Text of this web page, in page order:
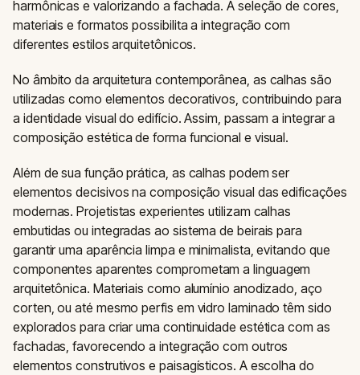
harmônicas e valorizando a fachada. A seleção de cores,
materiais e formatos possibilita a integração com
diferentes estilos arquitetônicos.
No âmbito da arquitetura contemporânea, as calhas são
utilizadas como elementos decorativos, contribuindo para
a identidade visual do edifício. Assim, passam a integrar a
composição estética de forma funcional e visual.
Além de sua função prática, as calhas podem ser
elementos decisivos na composição visual das edificações
modernas. Projetistas experientes utilizam calhas
embutidas ou integradas ao sistema de beirais para
garantir uma aparência limpa e minimalista, evitando que
componentes aparentes comprometam a linguagem
arquitetônica. Materiais como alumínio anodizado, aço
corten, ou até mesmo perfis em vidro laminado têm sido
explorados para criar uma continuidade estética com as
fachadas, favorecendo a integração com outros
elementos construtivos e paisagísticos. A escolha do